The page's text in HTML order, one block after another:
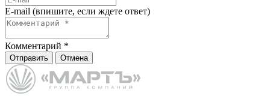
E-mail (впишите, если ждете ответ)
Комментарий *
Отправить Отмена